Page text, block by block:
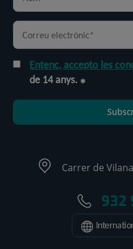
Entenc, accepto les
de 14 anys.
Carrer de
932